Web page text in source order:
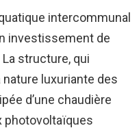
intercommunal
investissement de
structure, qui
luxuriante des
d’une chaudière
photovoltaïques